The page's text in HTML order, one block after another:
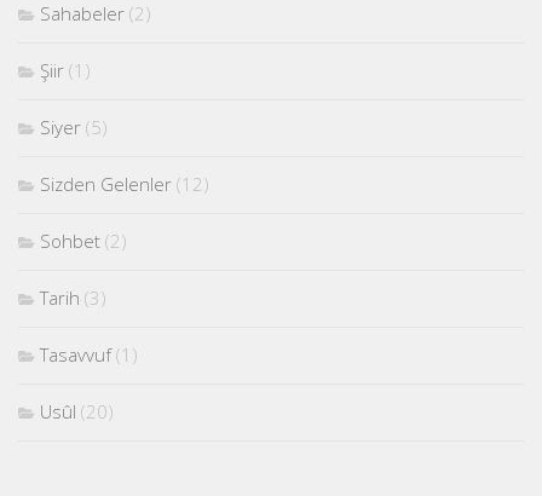
Sahabeler (2)
Şiir (1)
Siyer (5)
Sizden Gelenler (12)
Sohbet (2)
Tarih (3)
Tasavvuf(1)
Usûl (20)